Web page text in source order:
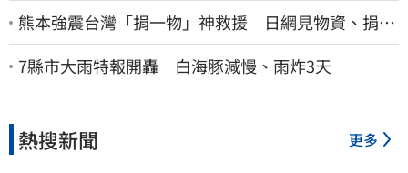
熊本強震台灣「捐一物」神救援 日網見物資、捐款
喊：給台灣統治算了
7縣市大雨特報開轟 白海豚減慢、雨炸3天
熱搜新聞 更多